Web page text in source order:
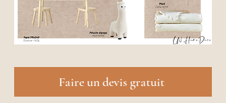
Faire un devis gratuit